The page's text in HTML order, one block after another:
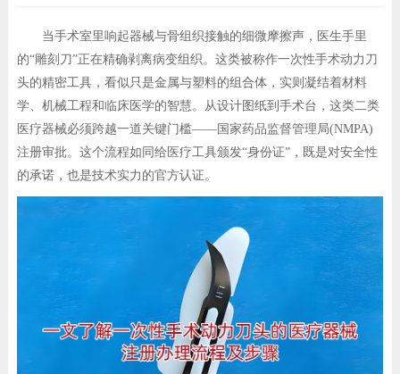
当手术室里响起器械与骨组织接触的细微摩擦声，医生手里
的“雕刻刀”正在精确剥离病变组织。这类被称作一次性手术动力刀
头的精密工具，看似只是金属与塑料的组合体，实则凝结着材料
学、机械工程和临床医学的智慧。从设计图纸到手术台，这类二类
医疗器械必须跨越一道关键门槛——国家药品监督管理局(NMPA)
注册审批。这个流程如同给医疗工具颁发“身份证”，既是对安全性
的承诺，也是技术实力的官方认证。